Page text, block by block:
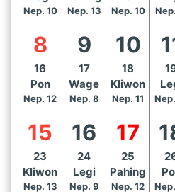
Nep. 10 Nep. 13 Nep. 10
8
16
Pon
Nep. 12
9
17
Wage
Nep. 8
10
18
Kliwon
Nep. 11
15
23
Kliwon
Nep. 13
16
24
Legi
Nep. 9
17
25
Pahing
Nep. 12